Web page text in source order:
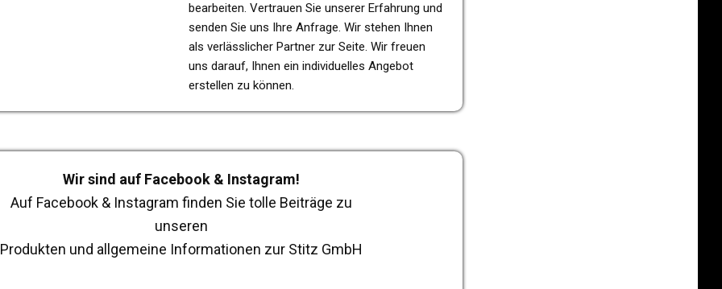
bear­bei­ten. Ver­trau­en Sie unse­rer Erfah­rung und
senden Sie uns Ihre Anfra­ge. Wir stehen Ihnen
als ver­läss­li­cher Part­ner zur Seite. Wir freuen
uns darauf, Ihnen ein indi­vi­du­el­les Ange­bot
erstel­len zu können.
Wir sind auf Face­book & Insta­gram!
Auf Face­book & Insta­gram finden Sie tolle Bei­trä­ge zu
unse­ren
Pro­duk­ten und all­ge­mei­ne Infor­ma­tio­nen zur Stitz GmbH